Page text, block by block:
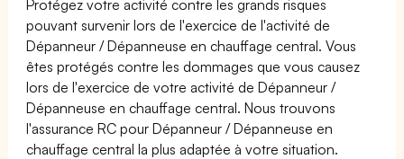
Protégez votre activité contre les grands risques
pouvant survenir lors de l'exercice de l'activité de
Dépanneur / Dépanneuse en chauffage central. Vous
êtes protégés contre les dommages que vous causez
lors de l'exercice de votre activité de Dépanneur /
Dépanneuse en chauffage central. Nous trouvons
l'assurance RC pour Dépanneur / Dépanneuse en
chauffage central la plus adaptée à votre situation.